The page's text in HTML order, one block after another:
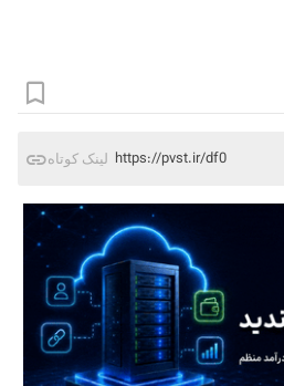
لینک کوتاه https://pvst.ir/df0